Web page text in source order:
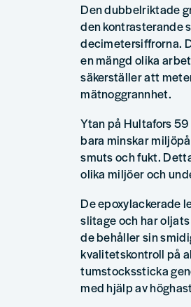
Den dubbelriktade
den kontrasterande
decimetersiffrorna.
en mängd olika
säkerställer att
mätnoggrannhet.
Ytan på Hultafors
bara minskar
smuts och fukt.
olika miljöer och
De epoxylackerade
slitage och har
de behåller sin
kvalitetskontroll på
tumstockssticka
med hjälp av